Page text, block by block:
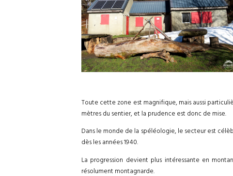
Toute cette zone est magnifique, mais aussi
mètres du sentier, et la prudence est donc de mise.
Dans le monde de la spéléologie, le secteur est
dès les années 1940.
La progression devient plus intéressante en
résolument montagnarde.